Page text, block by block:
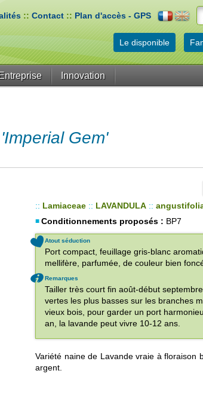
:: Contact :: Plan d'accès - GPS
Le disponible
Entreprise Innovation
Gem'
:: Lamiaceae :: LAVANDULA ::
Conditionnements proposés : BP7
Atout séduction
Port compact, feuillage gris-blanc
mellifère, parfumée, de couleur bien
Remarques
Tailler très court fin août-début
vertes les plus basses sur les branches
vieux bois, pour garder un port
an, la lavande peut vivre 10-12 ans.
Variété naine de Lavande vraie à floraison
argent.